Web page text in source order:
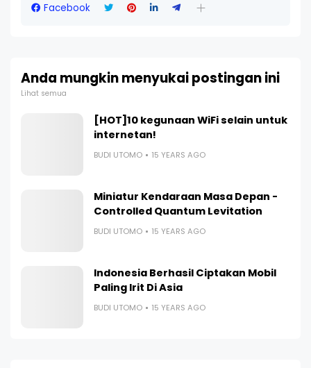
Facebook
Anda mungkin menyukai postingan ini
Lihat semua
[HOT]10 kegunaan WiFi selain untuk
internetan!
BUDI UTOMO 15 YEARS AGO
Miniatur Kendaraan Masa Depan -
Controlled Quantum Levitation
BUDI UTOMO 15 YEARS AGO
Indonesia Berhasil Ciptakan Mobil
Paling Irit Di Asia
BUDI UTOMO 15 YEARS AGO